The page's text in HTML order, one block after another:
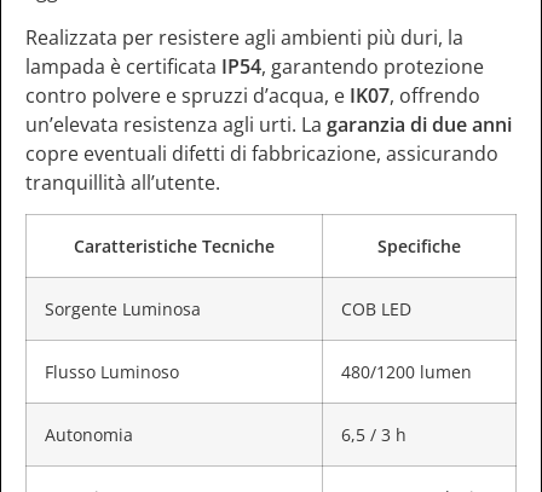
Realizzata per resistere agli ambienti più duri, la
lampada è certificata IP54, garantendo protezione
contro polvere e spruzzi d’acqua, e IK07, offrendo
un’elevata resistenza agli urti. La garanzia di due anni
copre eventuali difetti di fabbricazione, assicurando
tranquillità all’utente.
Caratteristiche Tecniche Specifiche
Sorgente Luminosa COB LED
Flusso Luminoso 480/1200 lumen
Autonomia 6,5 / 3 h